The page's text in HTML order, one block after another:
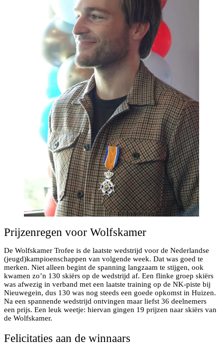
Prijzenregen voor Wolfskamer
De Wolfskamer Trofee is de laatste wedstrijd voor de Nederlandse
(jeugd)kampioenschappen van volgende week. Dat was goed te
merken. Niet alleen begint de spanning langzaam te stijgen, ook
kwamen zo’n 130 skiërs op de wedstrijd af. Een flinke groep skiërs
was afwezig in verband met een laatste training op de NK-piste bij
Nieuwegein, dus 130 was nog steeds een goede opkomst in Huizen.
Na een spannende wedstrijd ontvingen maar liefst 36 deelnemers
een prijs. Een leuk weetje: hiervan gingen 19 prijzen naar skiërs van
de Wolfskamer.
Felicitaties aan de winnaars